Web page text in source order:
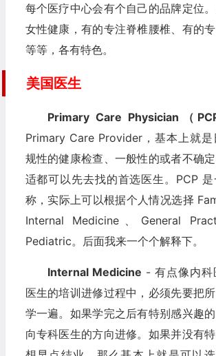
每个医疗中心会有个自己的品牌定位
女性健康，有的专注脊椎腰椎、有的
等等，各有特色。
美国医生
Primary Care Physician（
Primary Care Provider，基本上就是
规性的健康检查、一般性的或者不确
适都可以先去找的首选医生。PCP
称，实际上可以根据个人情况选择
Internal Medicine、General
Pediatric。后面我来一个个解释下。
Internal Medicine - 有点像内科
医生的培训进修过程中，必须先要把
学一遍。如果学完之后有特别感兴趣
向专科医生的方向进修。如果并没有